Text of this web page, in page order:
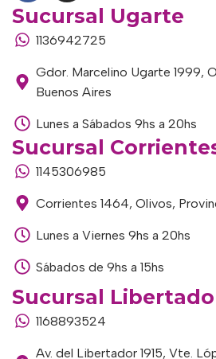
Sucursal Ugarte
1136942725
Gdor. Marcelino Ugarte 1999,
Buenos Aires
Lunes a Sábados 9hs a 20hs
Sucursal
1145306985
Corrientes 1464, Olivos,
Lunes a Viernes 9hs a 20hs
Sábados de 9hs a 15hs
Sucursal
1168893524
Av. del Libertador 1915, Vte.